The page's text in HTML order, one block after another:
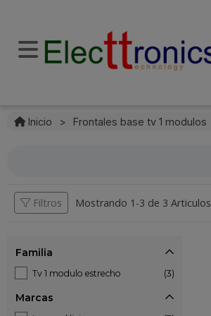
Inicio > Frontales base tv 1 modulos
Filtros Mostrando 1-3 de 3 Articulos
Familia
Tv 1 modulo estrecho (3)
Marcas